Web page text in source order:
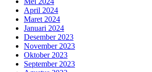
April 2024
Maret 2024
Januari 2024
Desember 2023
November 2023
Oktober 2023
September 2023